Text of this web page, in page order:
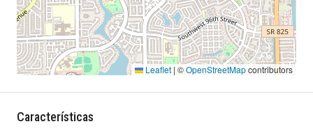
Leaflet | ©OpenStreetMapcontributors
Características